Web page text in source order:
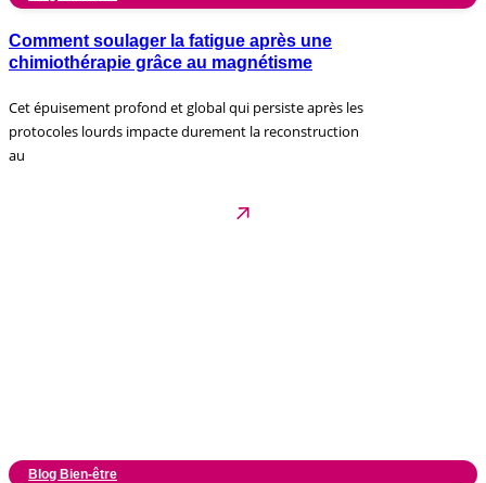
Comment soulager la fatigue après une
chimiothérapie grâce au magnétisme
Cet épuisement profond et global qui persiste après les
protocoles lourds impacte durement la reconstruction
au
Blog Bien-être